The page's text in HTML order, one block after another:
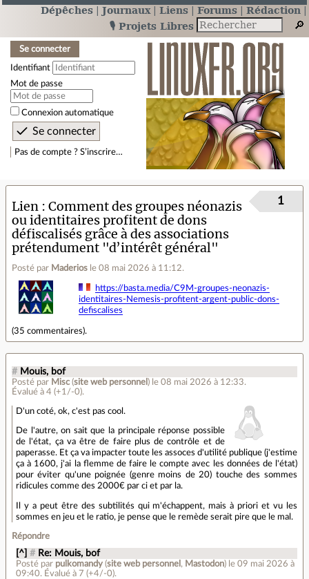
Dépêches Journaux Liens Forums
Rédaction
🎙️ Projets Libres
Se connecter
Identifiant
Mot de passe
Connexion automatique
Pas de compte ? S’inscrire…
Lien
Comment des groupes néonazis
ou identitaires profitent de dons
défiscalisés grâce à des associations
prétendument "d’intérêt général"
Posté par Maderios le 08 mai 2026 à 11:12.
1
https://basta.media/C9M-groupes-neonazis-
identitaires-Nemesis-profitent-argent-public-dons-
defiscalises
(35 commentaires).
# Mouis, bof
Posté par Misc(site web personnel ) le 08 mai 2026 à 12:33.
Évalué à 4 (+1/-0).
D'un coté, ok, c'est pas cool.
De l'autre, on sait que la principale réponse possible
de l'état, ça va être de faire plus de contrôle et de
paperasse. Et ça va impacter toute les assoces d'utilité publique (j'estime
ça à 1600, j'ai la flemme de faire le compte avec les données de l'état)
pour éviter qu'une poignée (genre moins de 20) touche des sommes
ridicules comme des 2000€ par ci et par la.
Il y a peut être des subtilités qui m'échappent, mais à priori et vu les
sommes en jeu et le ratio, je pense que le remède serait pire que le mal.
Répondre
[^] # Re: Mouis, bof
Posté par pulkomandy (site web personnel , Mastodon) le 09 mai 2026 à
09:40. Évalué à7 (+4/-0).